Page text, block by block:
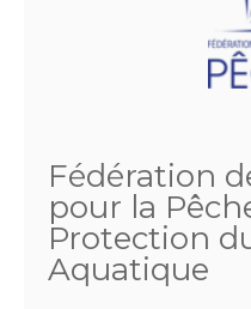
Fédération
pour la
Protection
Aquatique